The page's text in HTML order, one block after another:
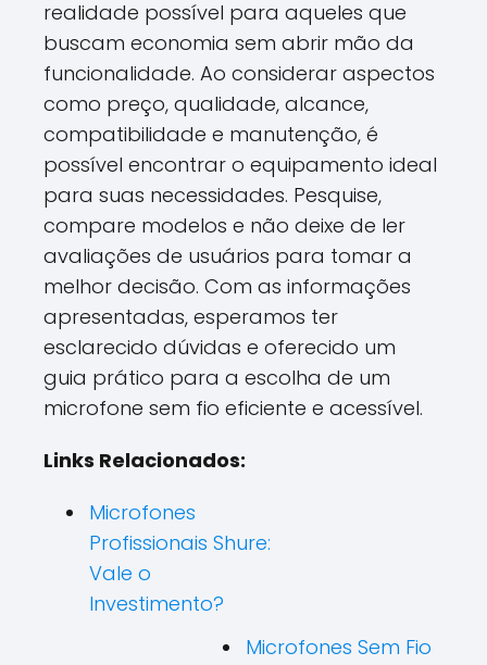
realidade possível para aqueles que
buscam economia sem abrir mão da
funcionalidade. Ao considerar aspectos
como preço, qualidade, alcance,
compatibilidade e manutenção, é
possível encontrar o equipamento ideal
para suas necessidades. Pesquise,
compare modelos e não deixe de ler
avaliações de usuários para tomar a
melhor decisão. Com as informações
apresentadas, esperamos ter
esclarecido dúvidas e oferecido um
guia prático para a escolha de um
microfone sem fio eficiente e acessível.
Links Relacionados:
Microfones
Profissionais Shure:
Vale o
Investimento?
Microfones Sem Fio